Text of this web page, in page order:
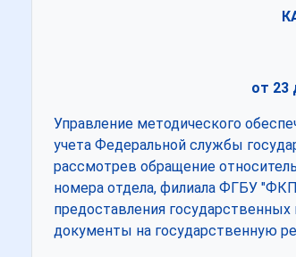
от 23
Управление методического
учета Федеральной службы
рассмотрев обращение
номера отдела, филиала ФГБУ
предоставления
документы на государственную